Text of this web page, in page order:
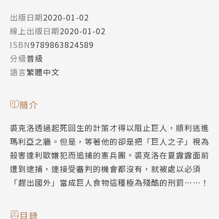
出版日期2020-01-02
線上出版日期2020-01-02
ISBN9789863824589
分級普級
語言繁體中文
簡介
裘克洛透過起死回生的計策才得以阻止巨人，順利逃進
瑪利亞之牆。但是，等著他的卻是把「巨人之子」視為
殺害達利歐嫌犯而追捕的憲兵團。裘克洛在夏露露面前
遭到逮捕，連接受審判的機會都沒有，就被處以必須
「趕出國外」當成巨人食物這種極為殘酷的刑罰……！
目錄